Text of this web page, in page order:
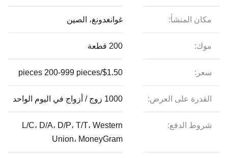
مكان المنشأ: غوانغدونغ، الصين
موك: 200 قطعة
سعر: $1.50/pieces 200-999 pieces
القدرة على العرض: 1000 زوج / أزواج في اليوم الواحد
شروط الدفع:
L/C، D/A، D/P، T/T، Western
Union، MoneyGram